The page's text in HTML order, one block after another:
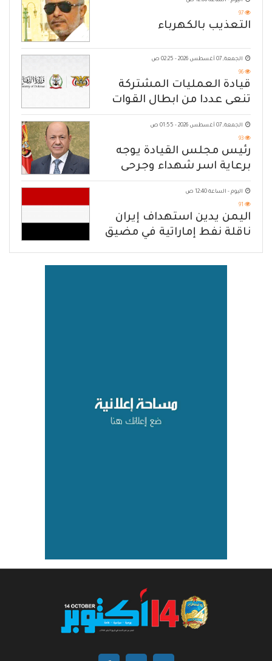
97
التعذيب بالكهرباء
الجمعة, 07 أغسطس 2026 - 02:25 ص
96
قيادة العمليات المشتركة
تنعى عددا من ابطال القوات
المسلحة
الجمعة, 07 أغسطس 2026 - 01:55 ص
93
رئيس مجلس القيادة يوجه
برعاية اسر شهداء وجرحى
الهجوم الإرهابي الحوثي والرد
الحازم على مصدر التهديد
اليوم - الساعة 12:40 ص
91
اليمن يدين استهداف إيران
ناقلة نفط إماراتية في مضيق